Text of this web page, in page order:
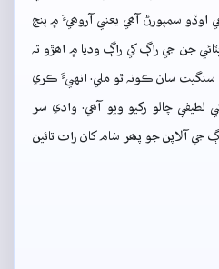
اوڏو سمپورڻ آھي يعني آروھيءَ ۾ پنج
جن جي راڳ کي راڳ وديا ۾ اھڙو تہ
سان ڪونہ ٿو ملي. انهيءَ ڪري
چالو رکيو ويو آھي. وادي سر
آلاپن جو پھر شام کان رات تائين